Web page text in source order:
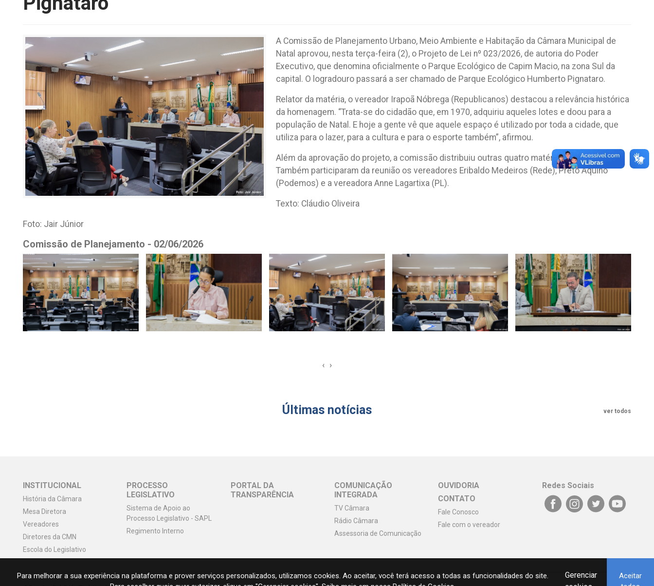
A Comissão de Planejamento Urbano, Meio Ambiente e Habitação da Câmara Municipal de
Natal aprovou, nesta terça-feira (2), o Projeto de Lei nº 023/2026, de autoria do Poder
Executivo, que denomina oficialmente o Parque Ecológico de Capim Macio, na zona Sul da
capital. O logradouro passará a ser chamado de Parque Ecológico Humberto Pignataro.
Relator da matéria, o vereador Irapoã Nóbrega (Republicanos) destacou a relevância histórica
da homenagem. “Trata-se do cidadão que, em 1970, adquiriu aqueles lotes e doou para a
população de Natal. E hoje a gente vê que aquele espaço é utilizado por toda a cidade, que
utiliza para o lazer, para a cultura e para o esporte também”, afirmou.
Além da aprovação do projeto, a comissão distribuiu outras quatro matérias para relatorias.
Também participaram da reunião os vereadores Eribaldo Medeiros (Rede), Preto Aquino
(Podemos) e a vereadora Anne Lagartixa (PL).
Texto: Cláudio Oliveira
Foto: Jair Júnior
Comissão de Planejamento - 02/06/2026
‹ ›
Últimas notícias ver todos
INSTITUCIONAL
História da Câmara
Mesa Diretora
Vereadores
Diretores da CMN
Escola do Legislativo
PROCESSO
LEGISLATIVO
Sistema de Apoio ao
Processo Legislativo - SAPL
Regimento Interno
PORTAL DA
TRANSPARÊNCIA
COMUNICAÇÃO
INTEGRADA
TV Câmara
Rádio Câmara
Assessoria de Comunicação
OUVIDORIA
CONTATO
Fale Conosco
Fale com o vereador
Redes Sociais
Para melhorar a sua experiência na plataforma e prover serviços personalizados, utilizamos cookies. Ao aceitar, você terá acesso a todas as funcionalidades do site.
Gerenciar
Aceitar